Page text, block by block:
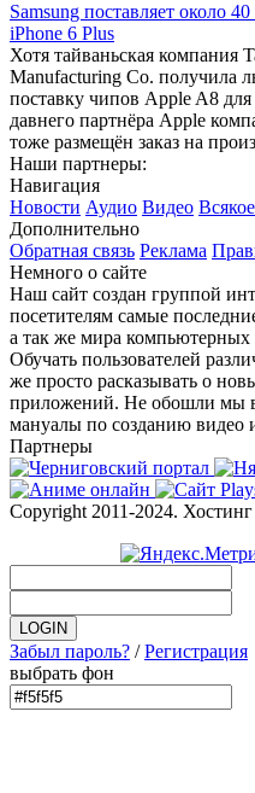
Samsung поставляет около
iPhone 6 Plus
Хотя тайваньская компания
Manufacturing Co. получила
поставку чипов Apple A8
давнего партнёра Apple
тоже размещён заказ на
Наши партнеры:
Навигация
Новости Аудио Видео Всякое
Дополнительно
Обратная связь Реклама
Немного о сайте
Наш сайт создан группой
посетителям самые
а так же мира
Обучать пользователей
же просто расказывать о
приложений. Не обошли мы
мануалы по созданию видео
Партнеры
Copyright 2011-2024.
Забыл пароль? /Регистрация
выбрать фон